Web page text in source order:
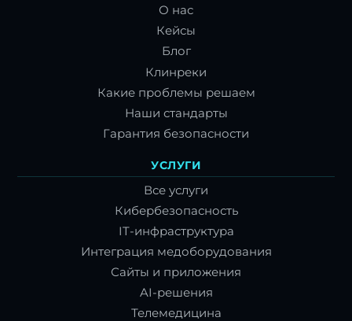
О нас
Кейсы
Блог
Клинреки
Какие проблемы решаем
Наши стандарты
Гарантия безопасности
УСЛУГИ
Все услуги
Кибербезопасность
IT-инфраструктура
Интеграция медоборудования
Сайты и приложения
AI-решения
Телемедицина